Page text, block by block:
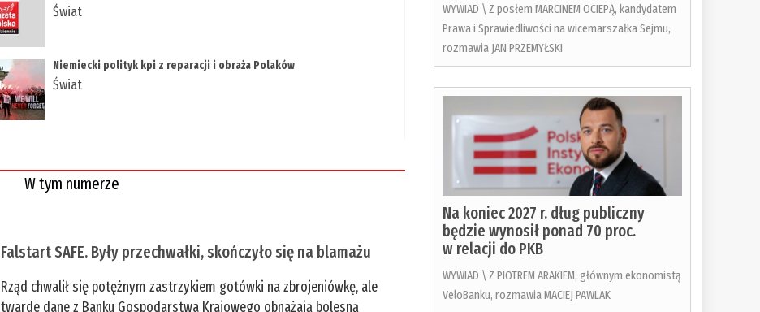
Świat
Niemiecki polityk kpi z reparacji i obraża Polaków
Świat
W tym numerze
Falstart SAFE. Były przechwałki, skończyło się na blamażu
Rząd chwalił się potężnym zastrzykiem gotówki na zbrojeniówkę, ale
twarde dane z Banku Gospodarstwa Krajowego obnażają bolesną
WYWIAD \ Z posłem MARCINEM OCIEPĄ, kandydatem
Prawa i Sprawiedliwości na wicemarszałka Sejmu,
rozmawia JAN PRZEMYŁSKI
Na koniec 2027 r. dług publiczny
będzie wynosił ponad 70 proc.
w relacji do PKB
WYWIAD \ Z PIOTREM ARAKIEM, głównym ekonomistą
VeloBanku, rozmawia MACIEJ PAWLAK